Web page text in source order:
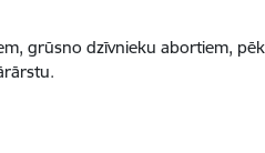
grūsno dzīvnieku abortiem,